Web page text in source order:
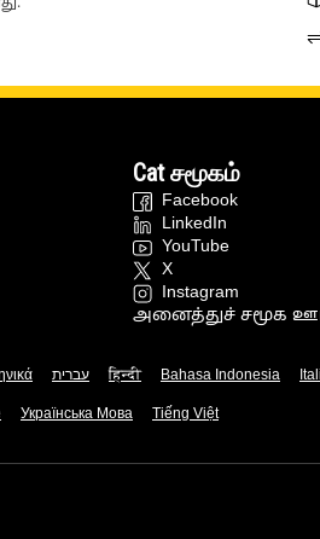
Cat சமூகம்
Facebook
LinkedIn
YouTube
X
Instagram
அனைத்துச் சமூக
עברית हिन्दी Bahasa Indonesia
Українська Мова Tiếng Việt